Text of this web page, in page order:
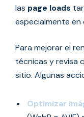
las page loads
especialmente en
Para mejorar el
técnicas y revisa
sitio. Algunas
Optimizar